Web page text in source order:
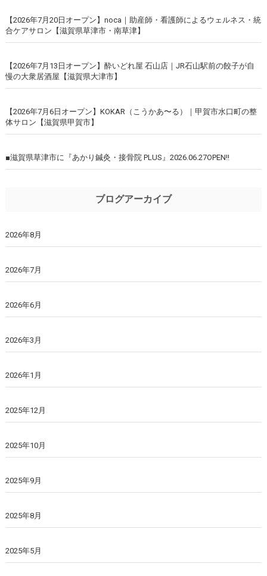
【2026年7月20日オープン】noca｜助産師・看護師によるウェルネス・統
合ケアサロン【滋賀県草津市・南草津】
【2026年7月13日オープン】酔いどれ屋 石山店｜JR石山駅前の餃子が自
慢の大衆居酒屋【滋賀県大津市】
【2026年7月6日オープン】KOKAR（こうかあ〜る）｜甲賀市水口町の整
体サロン【滋賀県甲賀市】
■滋賀県草津市に『あかり鍼灸・接骨院 PLUS』2026.06.27OPEN!!
ブログアーカイブ
2026年8月
2026年7月
2026年6月
2026年3月
2026年1月
2025年12月
2025年10月
2025年9月
2025年8月
2025年5月